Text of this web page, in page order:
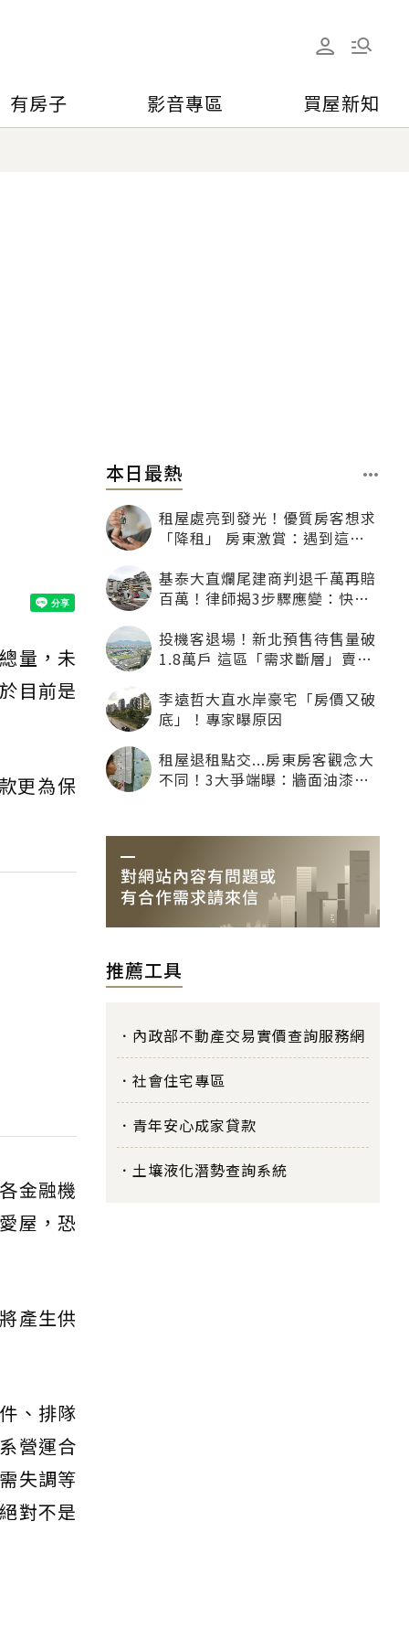
有房子 影音專區 買屋新知
量，未
目前是
更為保
金融機
屋，恐
產生供
、排隊
營運合
失調等
對不是
本日最熱
租屋處亮到發光！優質房客想求
「降租」 房東激賞：遇到這種
基泰大直爛尾建商判退千萬再賠
百萬！律師揭3步驟應變：快通
投機客退場！新北預售待售量破
1.8萬戶 這區「需求斷層」賣壓
李遠哲大直水岸豪宅「房價又破
底」！專家曝原因
租屋退租點交...房東房客觀念大
不同！3大爭端曝：牆面油漆、
推薦工具
內政部不動產交易實價查詢服務網
社會住宅專區
青年安心成家貸款
土壤液化潛勢查詢系統